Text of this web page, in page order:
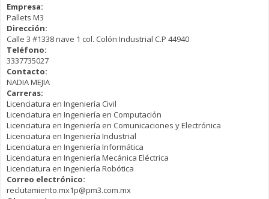
Empresa:
Pallets M3
Dirección:
Calle 3 #1338 nave 1 col. Colón Industrial C.P 44940
Teléfono:
3337735027
Contacto:
NADIA MEJIA
Carreras:
Licenciatura en Ingeniería Civil
Licenciatura en Ingeniería en Computación
Licenciatura en Ingeniería en Comunicaciones y Electrónica
Licenciatura en Ingeniería Industrial
Licenciatura en Ingeniería Informática
Licenciatura en Ingeniería Mecánica Eléctrica
Licenciatura en Ingeniería Robótica
Correo electrónico:
reclutamiento.mx1p@pm3.com.mx